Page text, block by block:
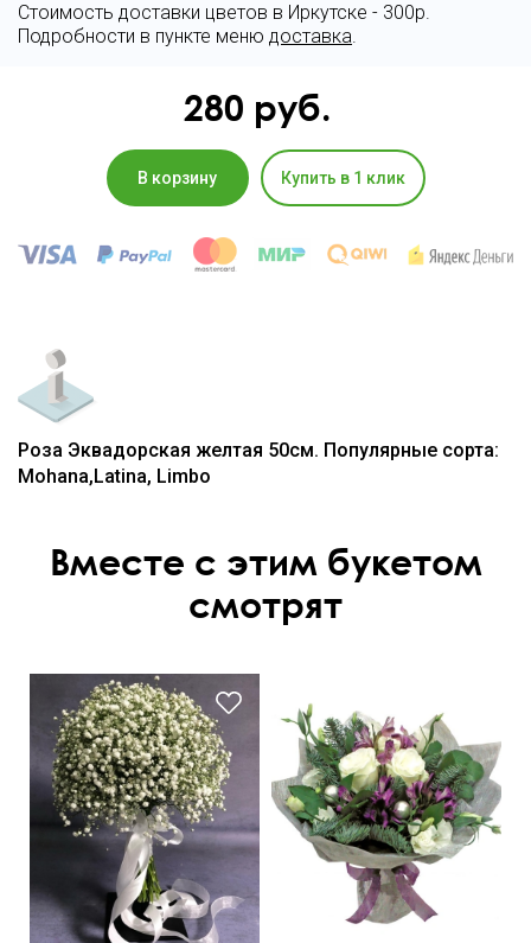
Стоимость доставки цветов в Иркутске - 300р.
Подробности в пункте меню доставка.
280 руб.
В корзину Купить в 1 клик
Роза Эквадорская желтая 50см. Популярные сорта:
Mohana,Latina, Limbo
Вместе с этим букетом
смотрят